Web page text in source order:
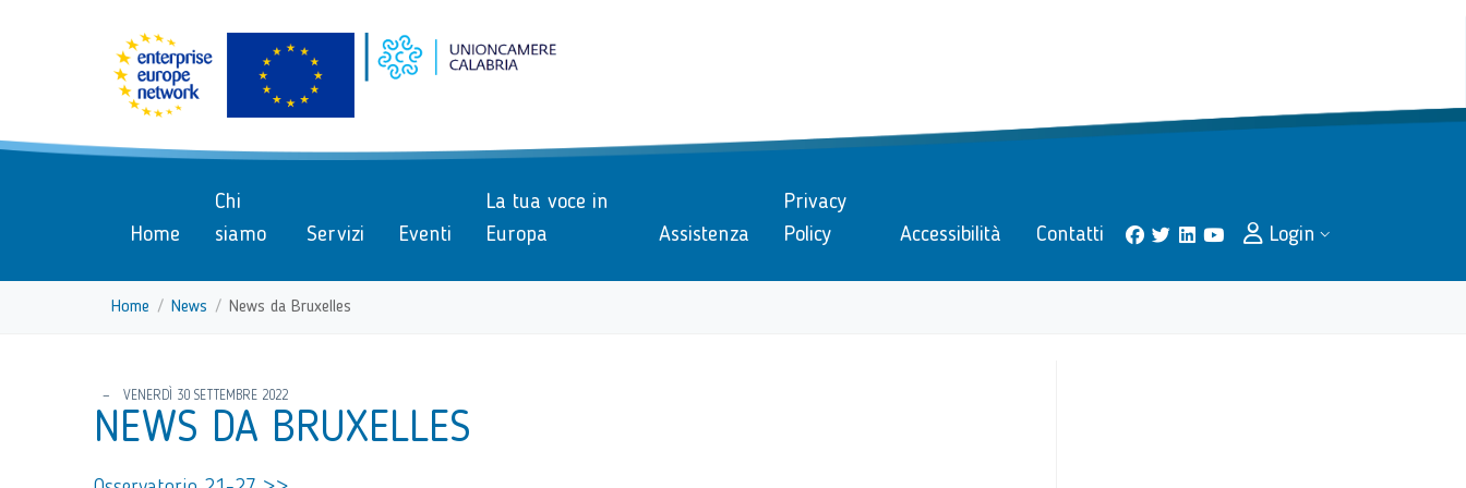
Vai ai contenuti
Menu di navigazione
Home
Chi
siamo
Servizi Eventi
La tua voce in
Europa
Assistenza
Privacy
Policy
Accessibilità Contatti Login
Home News News da Bruxelles
VENERDÌ 30 SETTEMBRE 2022
NEWS DA BRUXELLES